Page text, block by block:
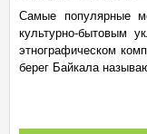
Самые популярные
культурно-бытовым
этнографическом
берег Байкала